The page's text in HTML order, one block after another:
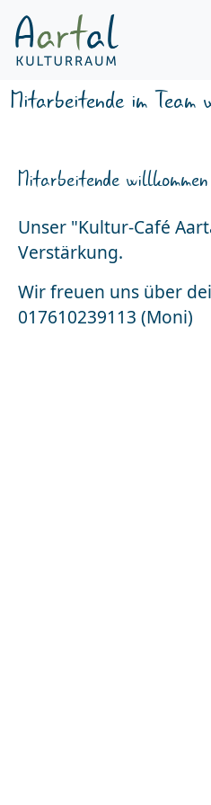
Mitarbeitende im Team
Mitarbeitende
Unser "Kultur-Café
Verstärkung.
Wir freuen uns über
017610239113 (Moni)